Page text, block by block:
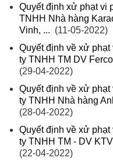
Quyết định xử phạt vi
TNHH Nhà hàng
Vinh, ... (11-05-2022)
Quyết định về xử
ty TNHH TM DV
(29-04-2022)
Quyết định về xử
ty TNHH Nhà hàng
(28-04-2022)
Quyết định về xử
ty TNHH TM - DV
(22-04-2022)